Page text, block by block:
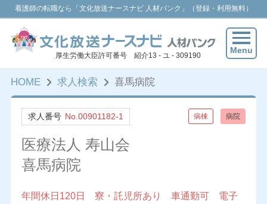
看護師の転職なら「文化放送ナースナビ 人材バンク」（登録・利用無料）
厚生労働大臣許可番号 紹介13 - ユ - 309190
Menu
HOME 求人検索 喜馬病院
求人番号 No.00901182-1 病棟 病院
医療法人 寿山会
喜馬病院
年間休日120日 寮・託児所あり 車通勤可 電子